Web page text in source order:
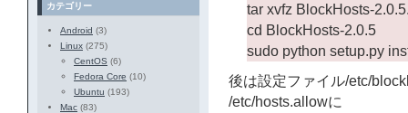
tar xvfz BlockHosts-
cd BlockHosts-2.0.5
sudo python setup.py
後は設定ファイル/etc/
/etc/hosts.allowに
カテゴリー
Android (3)
Linux (275)
CentOS (6)
Fedora Core (10)
Ubuntu (193)
Mac (83)